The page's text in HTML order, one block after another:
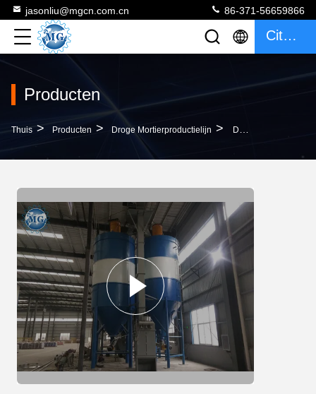
jasonliu@mgcn.com.cn 86-371-56659866
Citaat
Producten
Thuis > Producten > Droge Mortierproductielijn > De Waterdichte Droge Energie Van Het De Kleurenhoge Rendement Van De Mortiermixer Machine Aangepaste - Besparing